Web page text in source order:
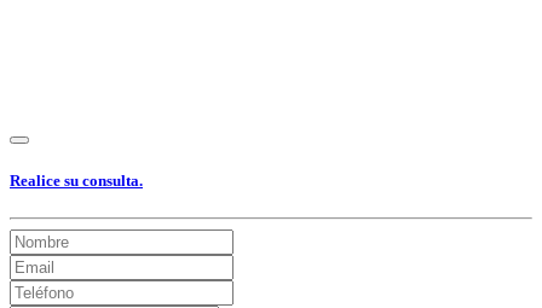
Realice su consulta.